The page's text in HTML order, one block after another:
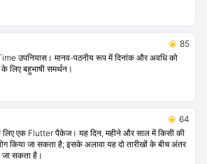
85
उपनियास। मानव-पठनीय रूप में दिनांक और अवधि को
लिए बहुभाषी समर्थन।
64
लिए एक Flutter पैकेज। यह दिन, महीने और साल में किसी की
किया जा सकता है; इसके अलावा यह दो तारीखों के बीच अंतर
जा सकता है।